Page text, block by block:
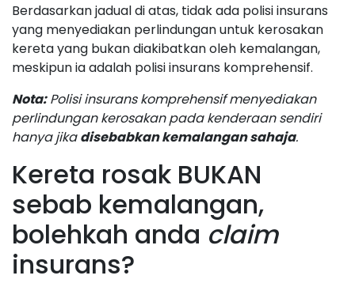
Berdasarkan jadual di atas, tidak ada polisi insurans
yang menyediakan perlindungan untuk kerosakan
kereta yang bukan diakibatkan oleh kemalangan,
meskipun ia adalah polisi insurans komprehensif.
Nota:Polisi insurans komprehensif menyediakan
perlindungan kerosakan pada kenderaan sendiri
hanya jikadisebabkan kemalangan sahaja.
Kereta rosak BUKAN
sebab kemalangan,
bolehkah anda claim
insurans?